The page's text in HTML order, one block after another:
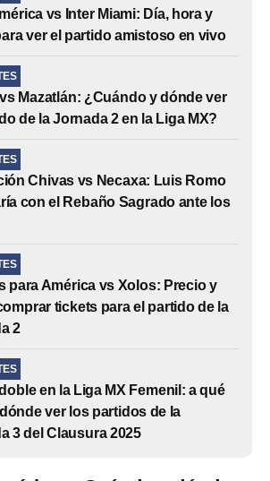
vs Inter Miami: Día, hora y
ver el partido amistoso en vivo
Mazatlán: ¿Cuándo y dónde ver
de la Jornada 2 en la Liga MX?
Chivas vs Necaxa: Luis Romo
con el Rebaño Sagrado ante los
para América vs Xolos: Precio y
tickets para el partido de la
2
en la Liga MX Femenil: a qué
ver los partidos de la
3 del Clausura 2025